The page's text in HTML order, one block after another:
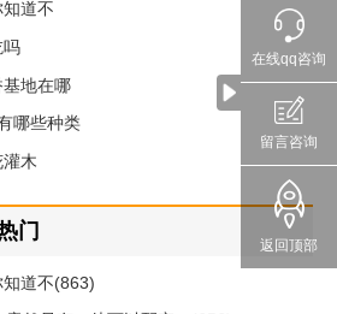
在线qq咨询
留言咨询
返回顶部
道不
吗
地在哪
哪些种类
木
门
道不(863)